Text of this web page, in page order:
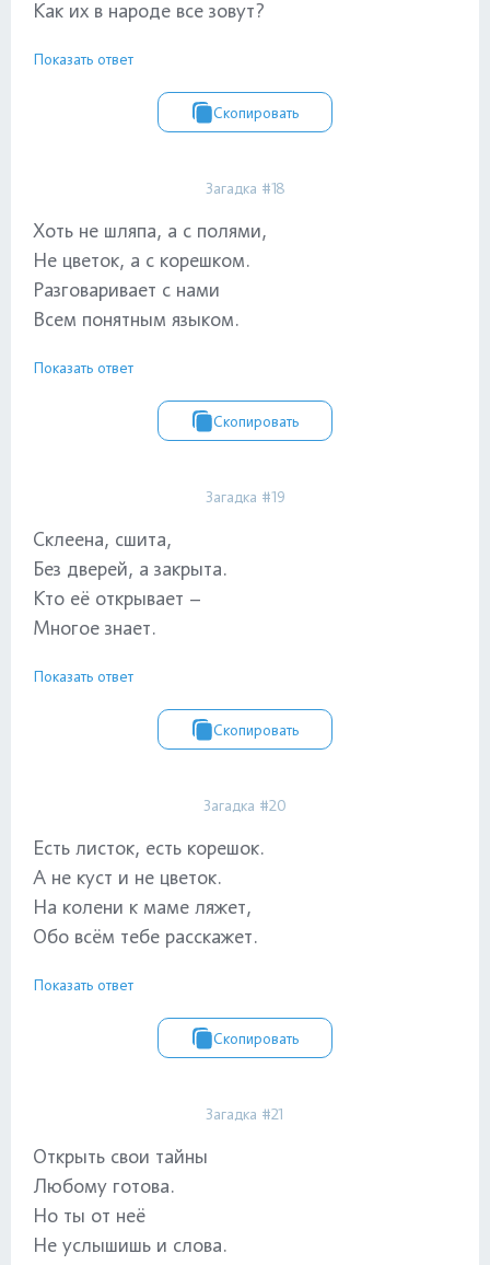
Как их в народе все зовут?
Показать ответ
Скопировать
Загадка #18
Хоть не шляпа, а с полями,
Не цветок, а с корешком.
Разговаривает с нами
Всем понятным языком.
Показать ответ
Скопировать
Загадка #19
Склеена, сшита,
Без дверей, а закрыта.
Кто её открывает –
Многое знает.
Показать ответ
Скопировать
Загадка #20
Есть листок, есть корешок.
А не куст и не цветок.
На колени к маме ляжет,
Обо всём тебе расскажет.
Показать ответ
Скопировать
Загадка #21
Открыть свои тайны
Любому готова.
Но ты от неё
Не услышишь и слова.